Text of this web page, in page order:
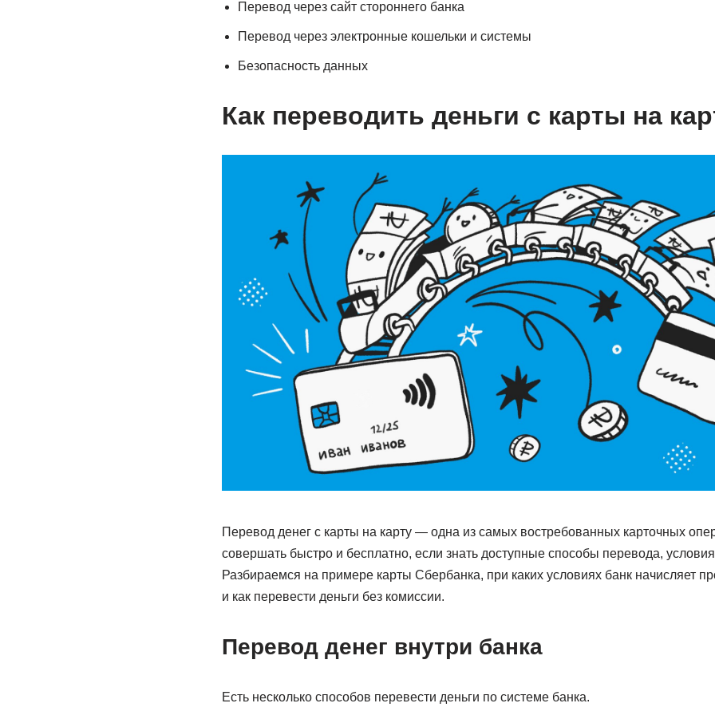
Перевод через сайт стороннего банка
Перевод через электронные кошельки и системы
Безопасность данных
Как переводить деньги с карты на
Перевод денег с карты на карту — одна из самых востребованных карточных
совершать быстро и бесплатно, если знать доступные способы перевода,
Разбираемся на примере карты Сбербанка, при каких условиях банк начисляет
и как перевести деньги без комиссии.
Перевод денег внутри банка
Есть несколько способов перевести деньги по системе банка.